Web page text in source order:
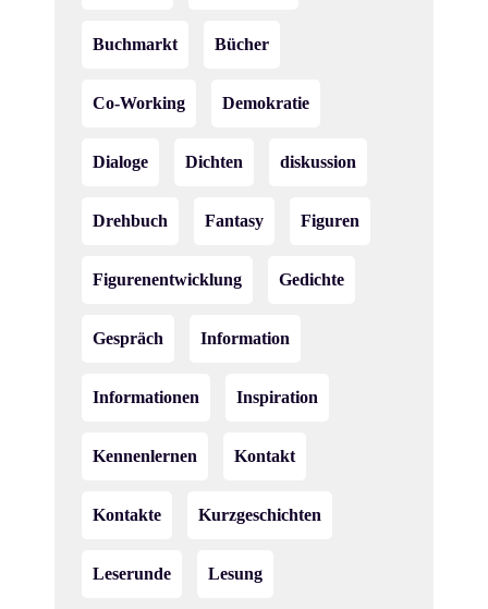
Buchmarkt Bücher
Co-Working Demokratie
Dialoge Dichten diskussion
Drehbuch Fantasy Figuren
Figurenentwicklung Gedichte
Gespräch Information
Informationen Inspiration
Kennenlernen Kontakt
Kontakte Kurzgeschichten
Leserunde Lesung